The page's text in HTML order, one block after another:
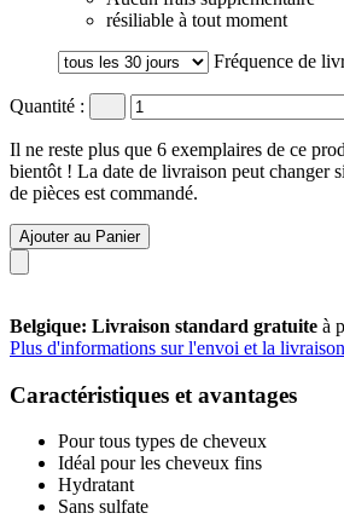
résiliable à tout moment
Fréquence de
Quantité :
Il ne reste plus que 6 exemplaires de ce
bientôt ! La date de livraison peut changer
de pièces est commandé.
Ajouter au Panier
Belgique: Livraison standard gratuite à
Plus d'informations sur l'envoi et la livraison
Caractéristiques et avantages
Pour tous types de cheveux
Idéal pour les cheveux fins
Hydratant
Sans sulfate